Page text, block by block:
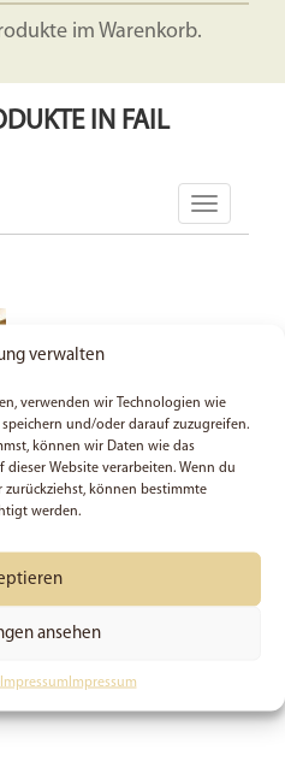
verwalten
verwenden wir Technologien wie
und/oder darauf zuzugreifen.
können wir Daten wie das
Website verarbeiten. Wenn du
können bestimmte
werden.
ansehen
Impressum Impressum
im Warenkorb.
IN FAIL